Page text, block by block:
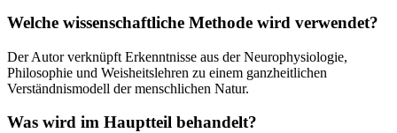
Welche wissenschaftliche Methode wird verwendet?
Der Autor verknüpft Erkenntnisse aus der Neurophysiologie,
Philosophie und Weisheitslehren zu einem ganzheitlichen
Verständnismodell der menschlichen Natur.
Was wird im Hauptteil behandelt?